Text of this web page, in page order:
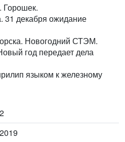
Горошек.
31 декабря ожидание
Новогодний СТЭМ.
год передает дела
языком к железному